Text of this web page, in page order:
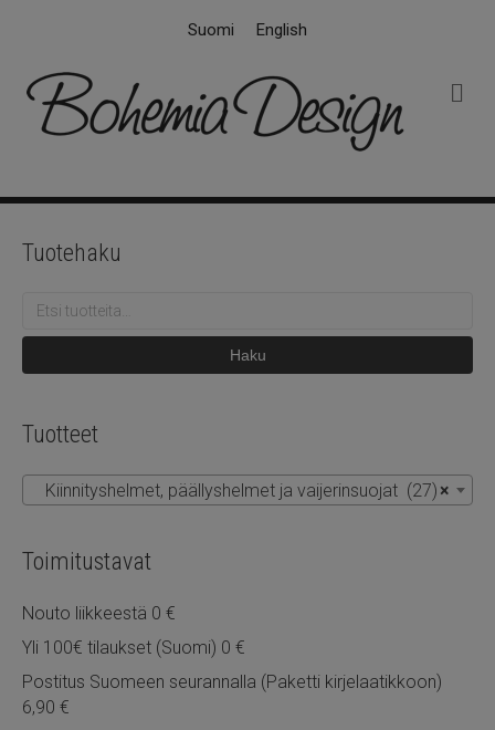
Suomi English
k
Tuotehaku
Etsi:
Haku
Tuotteet
×
Kiinnityshelmet, päällyshelmet ja vaijerinsuojat (27)
Toimitustavat
Nouto liikkeestä 0 €
Yli 100€ tilaukset (Suomi) 0 €
Postitus Suomeen seurannalla (Paketti kirjelaatikkoon)
6,90 €